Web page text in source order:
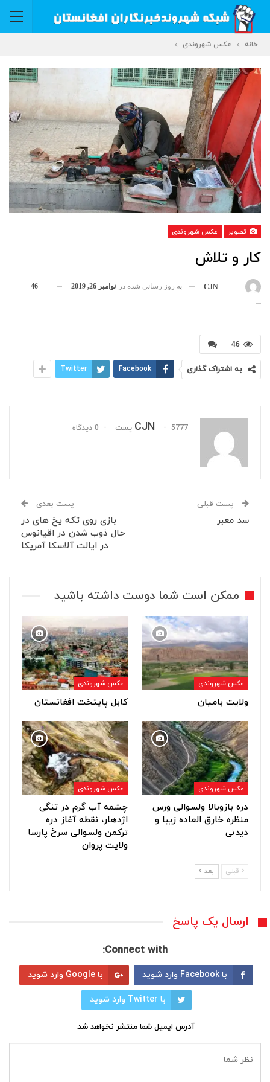
خانه عکس شهروندی
تصویر عکس شهروندی
کار و تلاش
CJN به روز رسانی شده در نوامبر 26, 2019 46
46
به اشتراک گذاری Facebook
Twitter
CJN 5777 پست 0 دیدگاه
پست قبلی
سد معبر
پست بعدی
بازی روی تکه یخ های در
حال ذوب شدن در اقیانوس
در ایالت آلاسکا آمریکا
ممکن است شما دوست داشته باشید
عکس شهروندی
ولایت بامیان
عکس شهروندی
کابل پایتخت افغانستان
عکس شهروندی
دره بازوبالا ولسوالی ورس
منظره خارق العاده زیبا و
دیدنی
عکس شهروندی
چشمه آب گرم در تنگی
اژدهار، نقطه آغاز دره
ترکمن ولسوالی سرخ پارسا
ولایت پروان
قبلی بعد
ارسال یک پاسخ
Connect with:
با Facebook وارد شوید با Google وارد شوید
با Twitter وارد شوید
آدرس ایمیل شما منتشر نخواهد شد.